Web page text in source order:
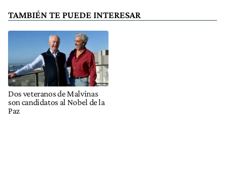
TAMBIÉN TE PUEDE INTERESAR
Dos veteranos de Malvinas
son candidatos al Nobel de la
Paz